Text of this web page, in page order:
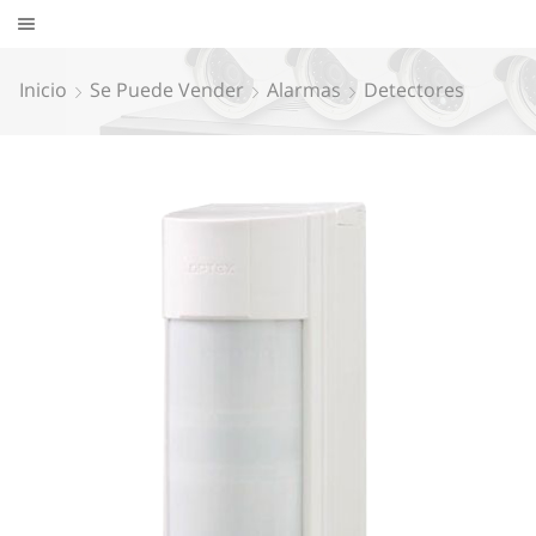
Inicio Se Puede Vender Alarmas Detectores